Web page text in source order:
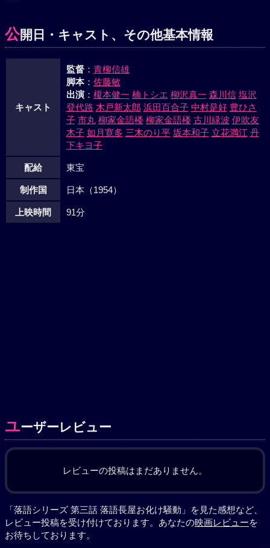
公開日・キャスト、その他基本情報
キャスト
監督： 青柳信雄
脚本： 佐藤敏
出演： 榎本健一 楠トシエ 柳沢真一 森川信 塩沢
登代路 木戸新太郎 浜田百合子 中村是好 豊ひさ
子 市丸 柳家金語楼 柳家金語楼 古川緑波 伊吹友
木子 如月寛多 三木のり平 坂本和子 立花満江 丹
下キヨ子
配給 東宝
制作国 日本（1954）
上映時間 91分
ユーザーレビュー
レビューの投稿はまだありません。
「落語シリーズ 第三話 落語長屋お化け騒動」を見た感想など、
レビュー投稿を受け付けております。あなたの映画レビューを
お待ちしております。